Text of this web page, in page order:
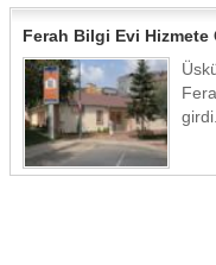
Ferah Bilgi Evi Hizmete